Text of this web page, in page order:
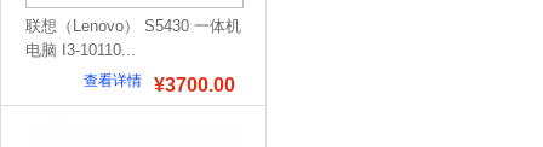
联想（Lenovo） S5430 一体机
电脑 I3-10110...
¥3700.00
查看详情